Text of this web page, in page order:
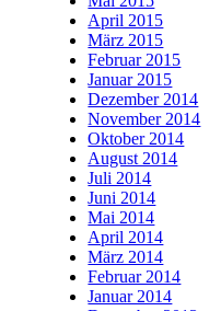
April 2015
März 2015
Februar 2015
Januar 2015
Dezember 2014
November 2014
Oktober 2014
August 2014
Juli 2014
Juni 2014
Mai 2014
April 2014
März 2014
Februar 2014
Januar 2014